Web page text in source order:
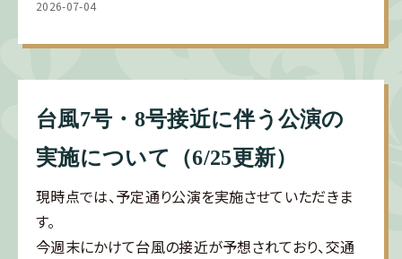
2026-07-04
台風7号・8号接近に伴う公演の
実施について（6/25更新）
現時点では、予定通り公演を実施させていただきま
す。
今週末にかけて台風の接近が予想されており、交通